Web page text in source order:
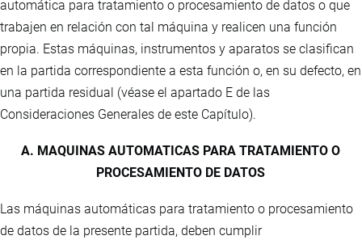
automática para tratamiento o procesamiento de datos o que
trabajen en relación con tal máquina y realicen una función
propia. Estas máquinas, instrumentos y aparatos se clasifican
en la partida correspondiente a esta función o, en su defecto, en
una partida residual (véase el apartado E de las
Consideraciones Generales de este Capítulo).
A. MAQUINAS AUTOMATICAS PARA TRATAMIENTO O
PROCESAMIENTO DE DATOS
Las máquinas automáticas para tratamiento o procesamiento
de datos de la presente partida, deben cumplir